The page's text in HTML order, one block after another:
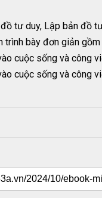
tư duy, Lập bản đồ
trình bày đơn giản
cuộc sống và công
cuộc sống và công